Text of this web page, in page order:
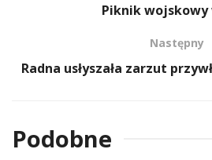
Piknik wojskowy
Następny
Radna usłyszała zarzut
Podobne